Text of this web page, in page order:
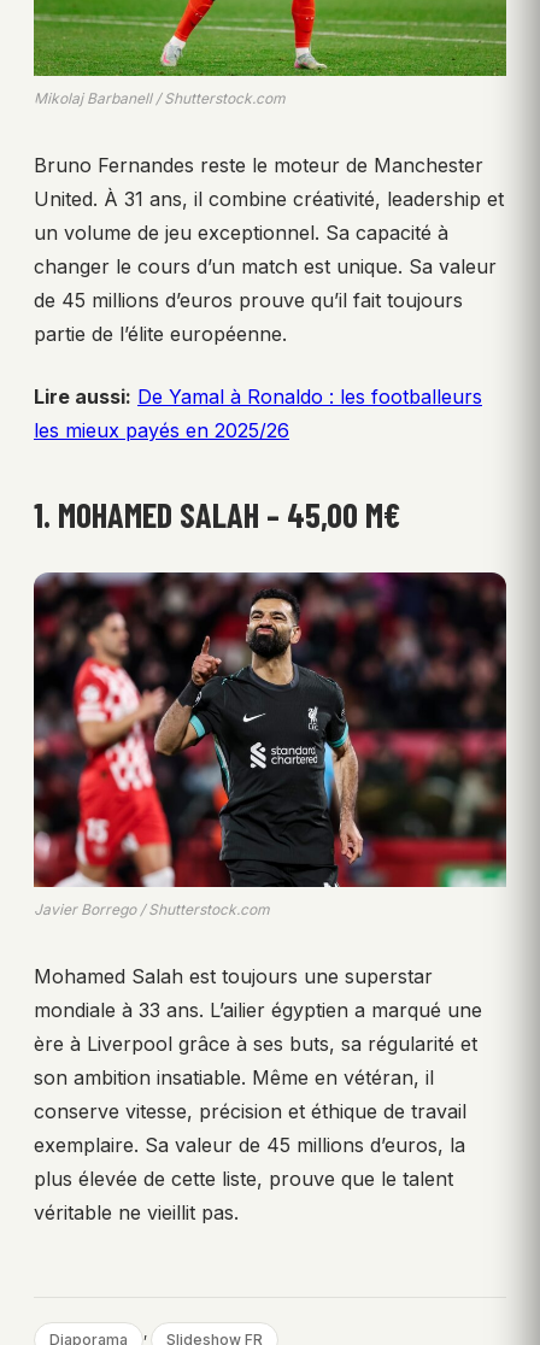
Mikolaj Barbanell / Shutterstock.com
Bruno Fernandes reste le moteur de Manchester
United. À 31 ans, il combine créativité, leadership et
un volume de jeu exceptionnel. Sa capacité à
changer le cours d’un match est unique. Sa valeur
de 45 millions d’euros prouve qu’il fait toujours
partie de l’élite européenne.
Lire aussi: De Yamal à Ronaldo : les footballeurs
les mieux payés en 2025/26
1. MOHAMED SALAH – 45,00 M€
Javier Borrego / Shutterstock.com
Mohamed Salah est toujours une superstar
mondiale à 33 ans. L’ailier égyptien a marqué une
ère à Liverpool grâce à ses buts, sa régularité et
son ambition insatiable. Même en vétéran, il
conserve vitesse, précision et éthique de travail
exemplaire. Sa valeur de 45 millions d’euros, la
plus élevée de cette liste, prouve que le talent
véritable ne vieillit pas.
Diaporama , Slideshow FR